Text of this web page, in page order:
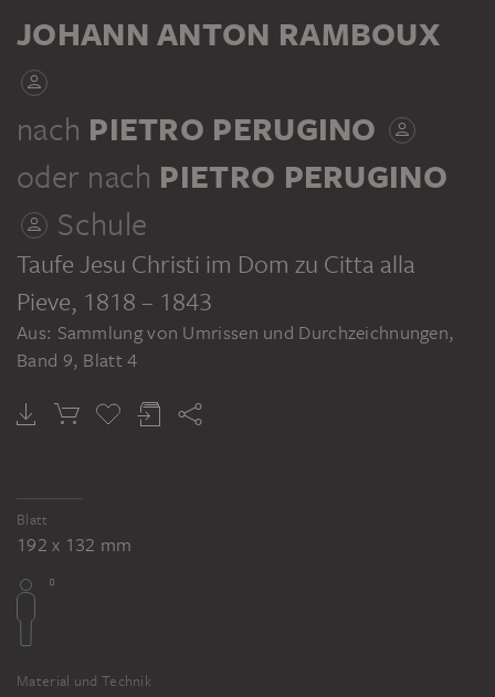
Sammlung von Umrissen und Durchzeichnungen, Band 9
1507, Fresko. S. Annunziata, Kapelle der
Pietro Perugino: Taufe Jesu Christi, Holz.
Dom, Citta della Pieve
JOHANN ANTON RAMBOUX
nach PIETRO PERUGINO
oder nach PIETRO PERUGINO
Schule
Taufe Jesu Christi im Dom zu Citta alla
Pieve, 1818 – 1843
Aus: Sammlung von Umrissen und Durchzeichnungen,
Band 9, Blatt 4
Blatt
192 x 132 mm
Material und Technik